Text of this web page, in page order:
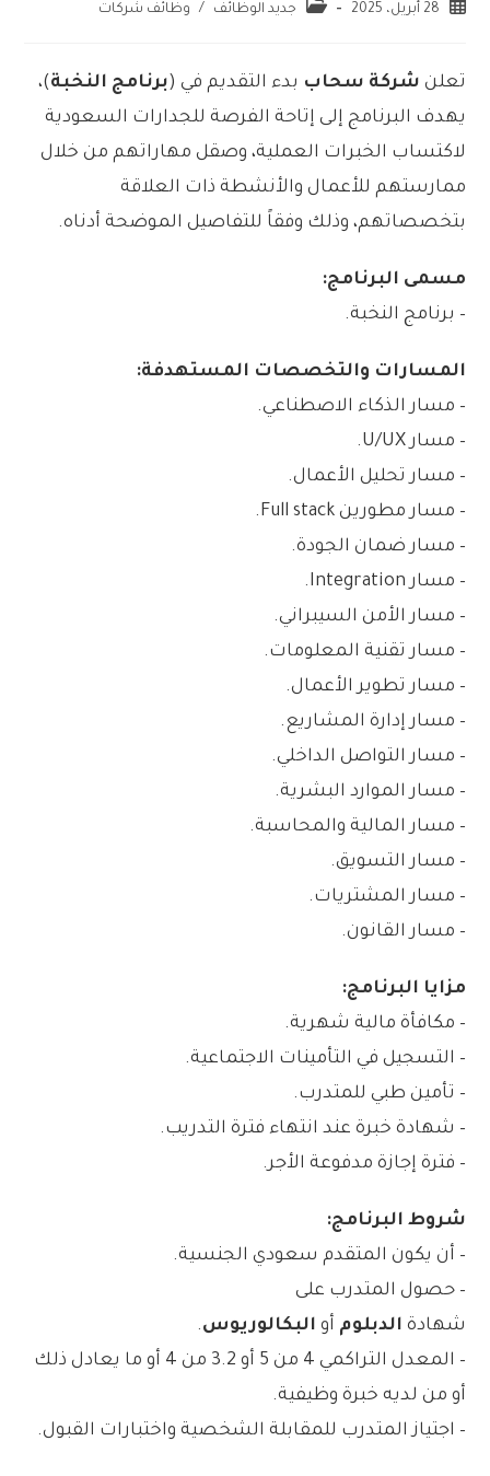
28 أبريل، 2025 جديد الوظائف / وظائف شركات
تعلن شركة سحاب بدء التقديم في (برنامج النخبة)،
يهدف البرنامج إلى إتاحة الفرصة للجدارات السعودية
لاكتساب الخبرات العملية، وصقل مهاراتهم من خلال
ممارستهم للأعمال والأنشطة ذات العلاقة
بتخصصاتهم، وذلك وفقاً للتفاصيل الموضحة أدناه.
مسمى البرنامج:
– برنامج النخبة.
المسارات والتخصصات المستهدفة:
– مسار الذكاء الاصطناعي.
– مسار U/UX.
– مسار تحليل الأعمال.
– مسار مطورين Full stack.
– مسار ضمان الجودة.
– مسار Integration.
– مسار الأمن السيبراني.
– مسار تقنية المعلومات.
– مسار تطوير الأعمال.
– مسار إدارة المشاريع.
– مسار التواصل الداخلي.
– مسار الموارد البشرية.
– مسار المالية والمحاسبة.
– مسار التسويق.
– مسار المشتريات.
– مسار القانون.
مزايا البرنامج:
– مكافأة مالية شهرية.
– التسجيل في التأمينات الاجتماعية.
– تأمين طبي للمتدرب.
– شهادة خبرة عند انتهاء فترة التدريب.
– فترة إجازة مدفوعة الأجر.
شروط البرنامج:
– أن يكون المتقدم سعودي الجنسية.
– حصول المتدرب على
شهادة الدبلوم أو البكالوريوس.
– المعدل التراكمي 4 من 5 أو 3.2 من 4 أو ما يعادل ذلك
أو من لديه خبرة وظيفية.
– اجتياز المتدرب للمقابلة الشخصية واختبارات القبول.